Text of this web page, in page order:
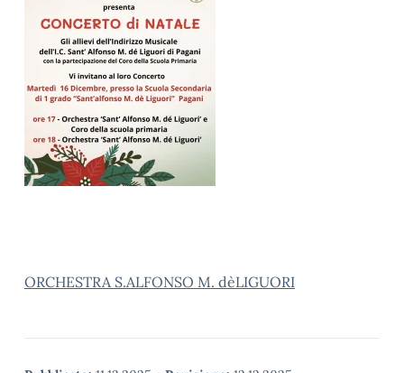
ORCHESTRA S.ALFONSO M. dèLIGUORI